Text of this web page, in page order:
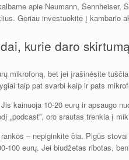
apie Neumann,
Geriau investuokite į kambario
kurie daro skirtumą
mikrofoną, bet jei įrašinėsite
taip pat svarbi kaip ir pats
kainuoja 10-20 eurų ir apsaugo
„podcast”, oro srautas trenkia į
– nepiginkite čia. Pigūs
100 eurų. Jei biudžetas ribotas,